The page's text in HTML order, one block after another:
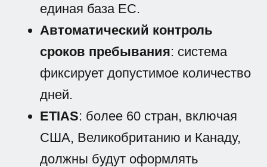
единая база ЕС.
Автоматический контроль
сроков пребывания: система
фиксирует допустимое количество
дней.
ETIAS: более 60 стран, включая
США, Великобританию и Канаду,
должны будут оформлять